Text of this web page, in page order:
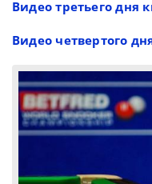
Видео третьего дня
Видео четвертого